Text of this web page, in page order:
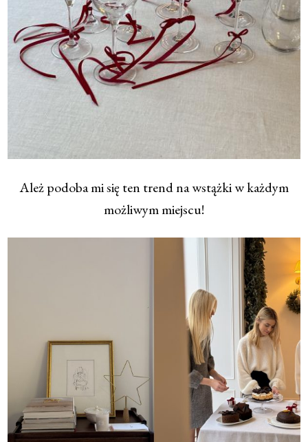
Ależ podoba mi się ten trend na wstążki w każdym
możliwym miejscu!